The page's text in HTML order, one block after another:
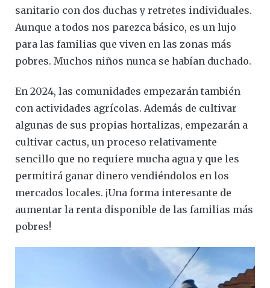
sanitario con dos duchas y retretes individuales.
Aunque a todos nos parezca básico, es un lujo
para las familias que viven en las zonas más
pobres. Muchos niños nunca se habían duchado.
En 2024, las comunidades empezarán también
con actividades agrícolas. Además de cultivar
algunas de sus propias hortalizas, empezarán a
cultivar cactus, un proceso relativamente
sencillo que no requiere mucha agua y que les
permitirá ganar dinero vendiéndolos en los
mercados locales. ¡Una forma interesante de
aumentar la renta disponible de las familias más
pobres!